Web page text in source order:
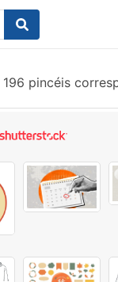
196 pincéis